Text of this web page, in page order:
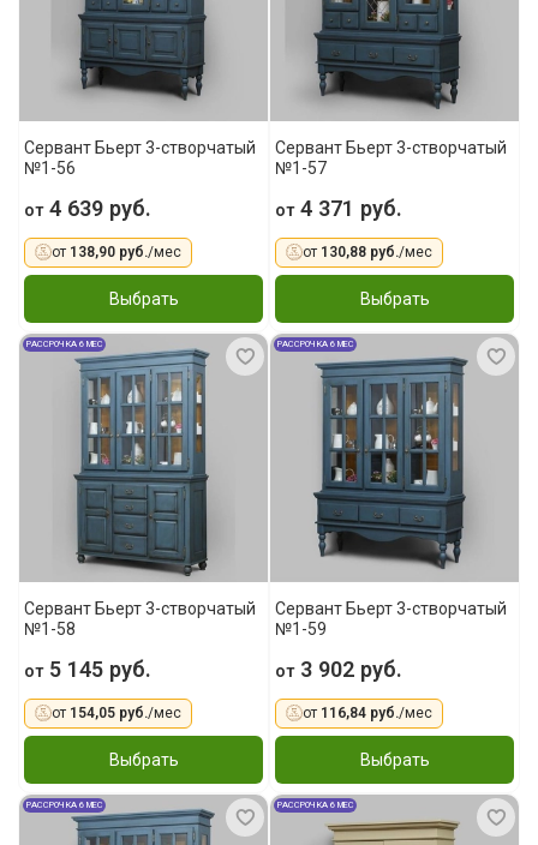
Сервант Бьерт 3-створчатый
№1-56
от4 639 руб.
от 138,90 руб./мес
Выбрать
Сервант Бьерт 3-створчатый
№1-57
от4 371 руб.
от 130,88 руб./мес
Выбрать
РАССРОЧКА 6 МЕС
Сервант Бьерт 3-створчатый
№1-58
от5 145 руб.
от 154,05 руб./мес
Выбрать
РАССРОЧКА 6 МЕС
Сервант Бьерт 3-створчатый
№1-59
от3 902 руб.
от 116,84 руб./мес
Выбрать
РАССРОЧКА 6 МЕС РАССРОЧКА 6 МЕС